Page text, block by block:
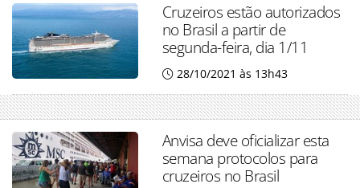
Cruzeiros estão autorizados
no Brasil a partir de
segunda-feira, dia 1/11
28/10/2021 às 13h43
Anvisa deve oficializar esta
semana protocolos para
cruzeiros no Brasil